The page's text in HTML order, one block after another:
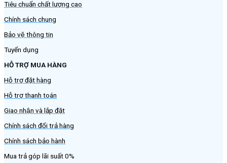
Tiêu chuẩn chất lượng cao
Chính sách chung
Bảo vệ thông tin
Tuyển dụng
HỖ TRỢ MUA HÀNG
Hỗ trợ đặt hàng
Hỗ trợ thanh toán
Giao nhận và lắp đặt
Chính sách đổi trả hàng
Chính sách bảo hành
Mua trả góp lãi suất 0%